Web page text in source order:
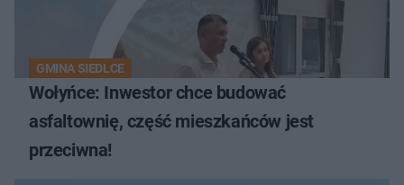
GMINA SIEDLCE
Wołyńce: Inwestor chce budować
asfaltownię, część mieszkańców jest
przeciwna!